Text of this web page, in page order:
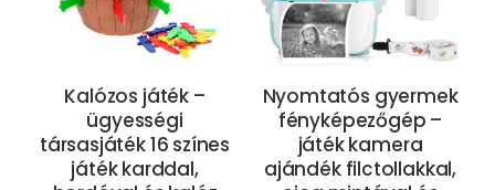
Kalózos játék –
ügyességi
társasjáték 16 színes
játék karddal,
Nyomtatós gyermek
fényképezőgép –
játék kamera
ajándék filctollakkal,